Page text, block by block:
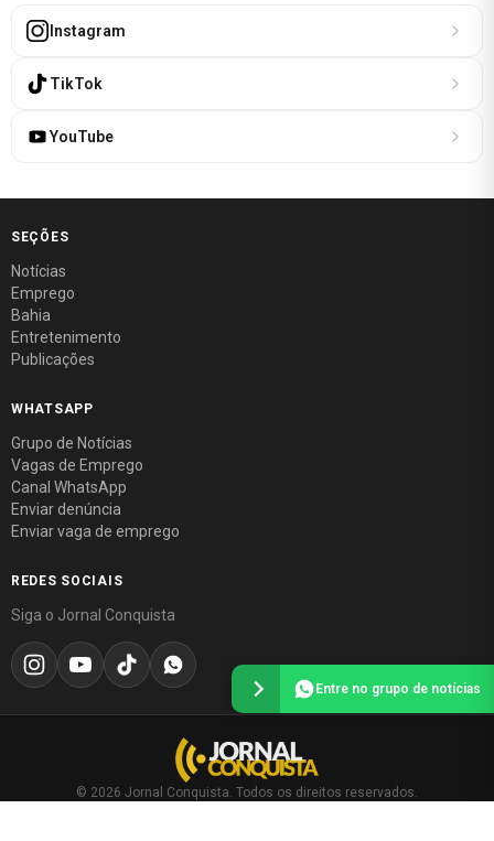
Instagram
TikTok
YouTube
SEÇÕES
Notícias
Emprego
Bahia
Entretenimento
Publicações
WHATSAPP
Grupo de Notícias
Vagas de Emprego
Canal WhatsApp
Enviar denúncia
Enviar vaga de emprego
REDES SOCIAIS
Siga o Jornal Conquista
© 2026 Jornal Conquista. Todos os direitos reservados.
Entre no grupo de notícias